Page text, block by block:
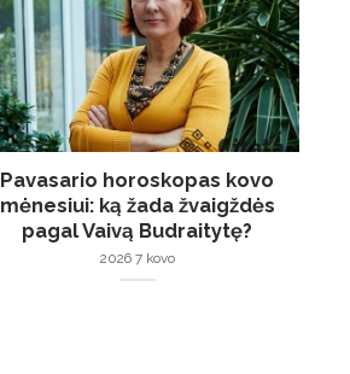
Pavasario horoskopas kovo
mėnesiui: ką žada žvaigždės
pagal Vaivą Budraitytę?
2026 7 kovo